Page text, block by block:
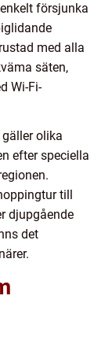
försjunka
med alla
säten,
Wi-Fi-
olika
efter speciella
till
djupgående
det